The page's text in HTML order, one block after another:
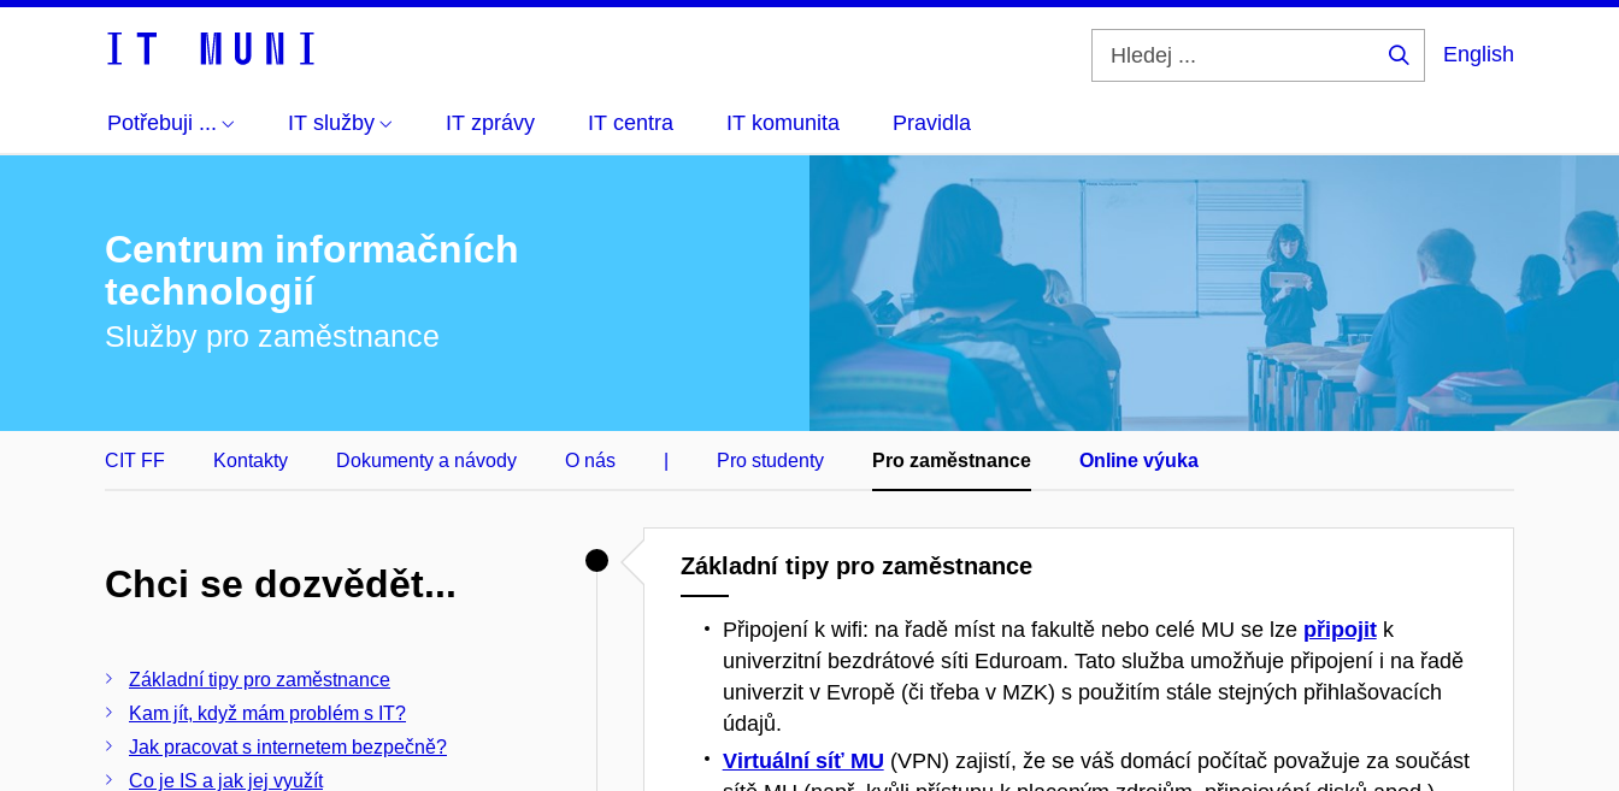
English
Potřebuji ... IT služby IT zprávy IT centra IT komunita Pravidla
Centrum informačních
technologií
Služby pro zaměstnance
CIT FF Kontakty Dokumenty a návody O nás Pro studenty Pro zaměstnance Online výuka
Chci se dozvědět...
Základní tipy pro zaměstnance
Kam jít, když mám problém s IT?
Jak pracovat s internetem bezpečně?
Co je IS a jak jej využít
Základní tipy pro zaměstnance
Připojení k wifi: na řadě míst na fakultěnebocelé MU se lze připojitk
univerzitní bezdrátové síti Eduroam. Tato služba umožňuje připojení i na řadě
univerzit v Evropě (či třeba v MZK) s použitím stále stejných přihlašovacích
údajů.
Virtuální síť MU (VPN) zajistí, že se váš domácí počítač považuje za součást